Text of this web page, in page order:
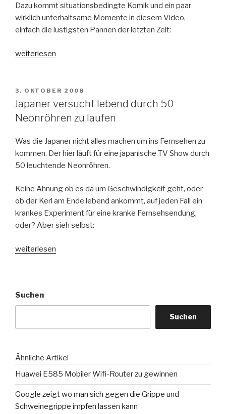
Dazu kommt situationsbedingte Komik und ein paar
wirklich unterhaltsame Momente in diesem Video,
einfach die lustigsten Pannen der letzten Zeit:
„Die
Pannen
der
Nachrichtensprecher“
weiterlesen
VERÖFFENTLICHT
AM
3. OKTOBER 2008
Japaner versucht lebend durch 50
Neonröhren zu laufen
Was die Japaner nicht alles machen um ins Fernsehen zu
kommen. Der hier läuft für eine japanische TV Show durch
50 leuchtende Neonröhren.
Keine Ahnung ob es da um Geschwindigkeit geht, oder
ob der Kerl am Ende lebend ankommt, auf jeden Fall ein
krankes Experiment für eine kranke Fernsehsendung,
oder? Aber sieh selbst:
„Japaner
50
Neonröhren
weiterlesen
Suchen
Suchen
Ähnliche Artikel
Huawei E585 Mobiler Wifi-Router zu gewinnen
Google zeigt wo man sich gegen die Grippe und
Schweinegrippe impfen lassen kann